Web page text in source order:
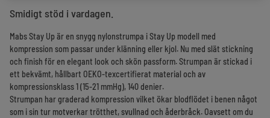
Smidigt stöd i vardagen.
Mabs Stay Up är en snygg nylonstrumpa i Stay Up modell med
kompression som passar under klänning eller kjol. Nu med slät stickning
och finish för en elegant look och skön passform. Strumpan är stickad i
ett bekvämt, hållbart OEKO-texcertifierat material och av
kompressionsklass 1 (15-21 mmHg), 140 denier.
Strumpan har graderad kompression vilket ökar blodflödet i benen något
som i sin tur motverkar trötthet, svullnad och åderbråck. Oavsett om du